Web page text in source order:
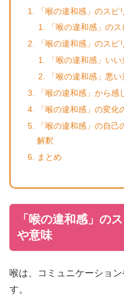
「喉の違和感」のス
「喉の違和感」の
「喉の違和感」のス
「喉の違和感」い
「喉の違和感」悪
「喉の違和感」から感
「喉の違和感」の変化
「喉の違和感」の自
解釈
まとめ
「喉の違和感」の
や意味
喉は、コミュニケーショ
す。